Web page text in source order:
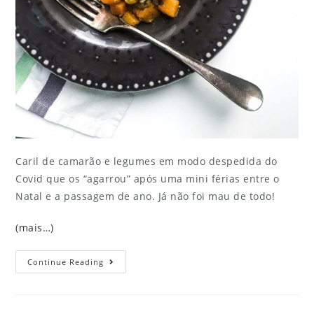
Caril de camarão e legumes em modo despedida do
Covid que os “agarrou” após uma mini férias entre o
Natal e a passagem de ano. Já não foi mau de todo!
(mais…)
Continue Reading